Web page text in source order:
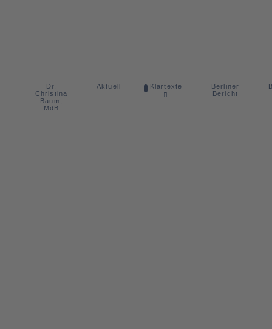
Dr.
Christina
Baum,
MdB
Aktuell Klartexte
Berliner
Bericht